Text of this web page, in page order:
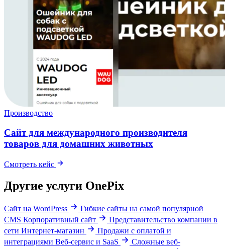
Производство
Cайт для международного производителя
товаров для домашних животных
Смотреть кейс
Другие услуги OnePix
Сайт на WordPress
Гибкие сайты на самой популярной
CMS Корпоративный сайт
Представительство компании в
сети Интернет-магазин
Продажи с оплатой и
интеграциями Веб-сервис и SaaS
Сложные веб-